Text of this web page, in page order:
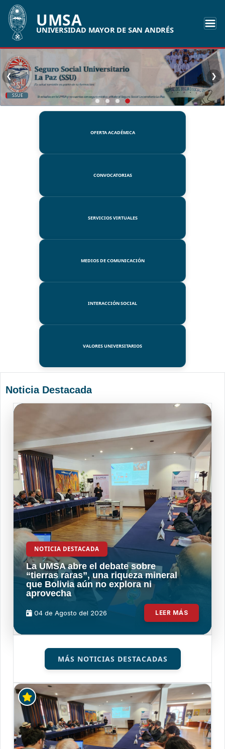
UMSA
UNIVERSIDAD MAYOR DE SAN ANDRÉS
SSUE
❮ ❯
OFERTA ACADÉMICA
CONVOCATORIAS
SERVICIOS VIRTUALES
MEDIOS DE COMUNICACIÓN
INTERACCIÓN SOCIAL
VALORES UNIVERSITARIOS
Noticia Destacada
NOTICIA DESTACADA
La UMSA abre el debate sobre
“tierras raras”, una riqueza mineral
que Bolivia aún no explora ni
aprovecha
04 de Agosto del 2026 LEER MÁS
MÁS NOTICIAS DESTACADAS